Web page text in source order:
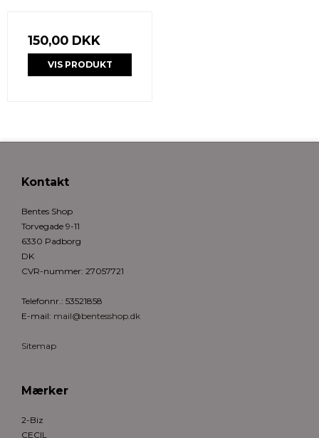
150,00 DKK
VIS PRODUKT
Kontakt
Bentes Shop
Torvegade 9-11
6330 Padborg
DK
CVR-nummer: 27057721
Telefonnr.: 53521858
E-mail: mail@bentesshop.dk
Sitemap
Mærker
2-Biz
CECIL